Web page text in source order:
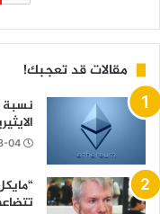
مقالات قد تعجبك!
04